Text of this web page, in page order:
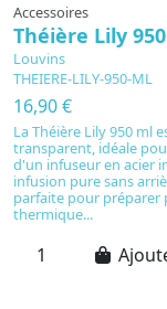
Accessoires
Théière Lily
Louvins
THEIERE-LILY-950-ML
16,90 €
La Théière Lily 950 ml
transparent, idéale
d'un infuseur en acier
infusion pure sans
parfaite pour préparer
thermique...